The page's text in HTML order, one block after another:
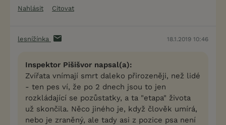
Nahlásit
Citovat
lesnížínka 18.1.2019 10:46
Inspektor Pišišvor napsal(a):
Zvířata vnímají smrt daleko přirozeněji, než lidé
- ten pes ví, že po 2 dnech jsou to jen
rozkládající se pozůstatky, a ta "etapa" života
už skončila. Něco jiného je, když člověk umírá,
nebo je zraněný, ale tady asi z pozice psa není